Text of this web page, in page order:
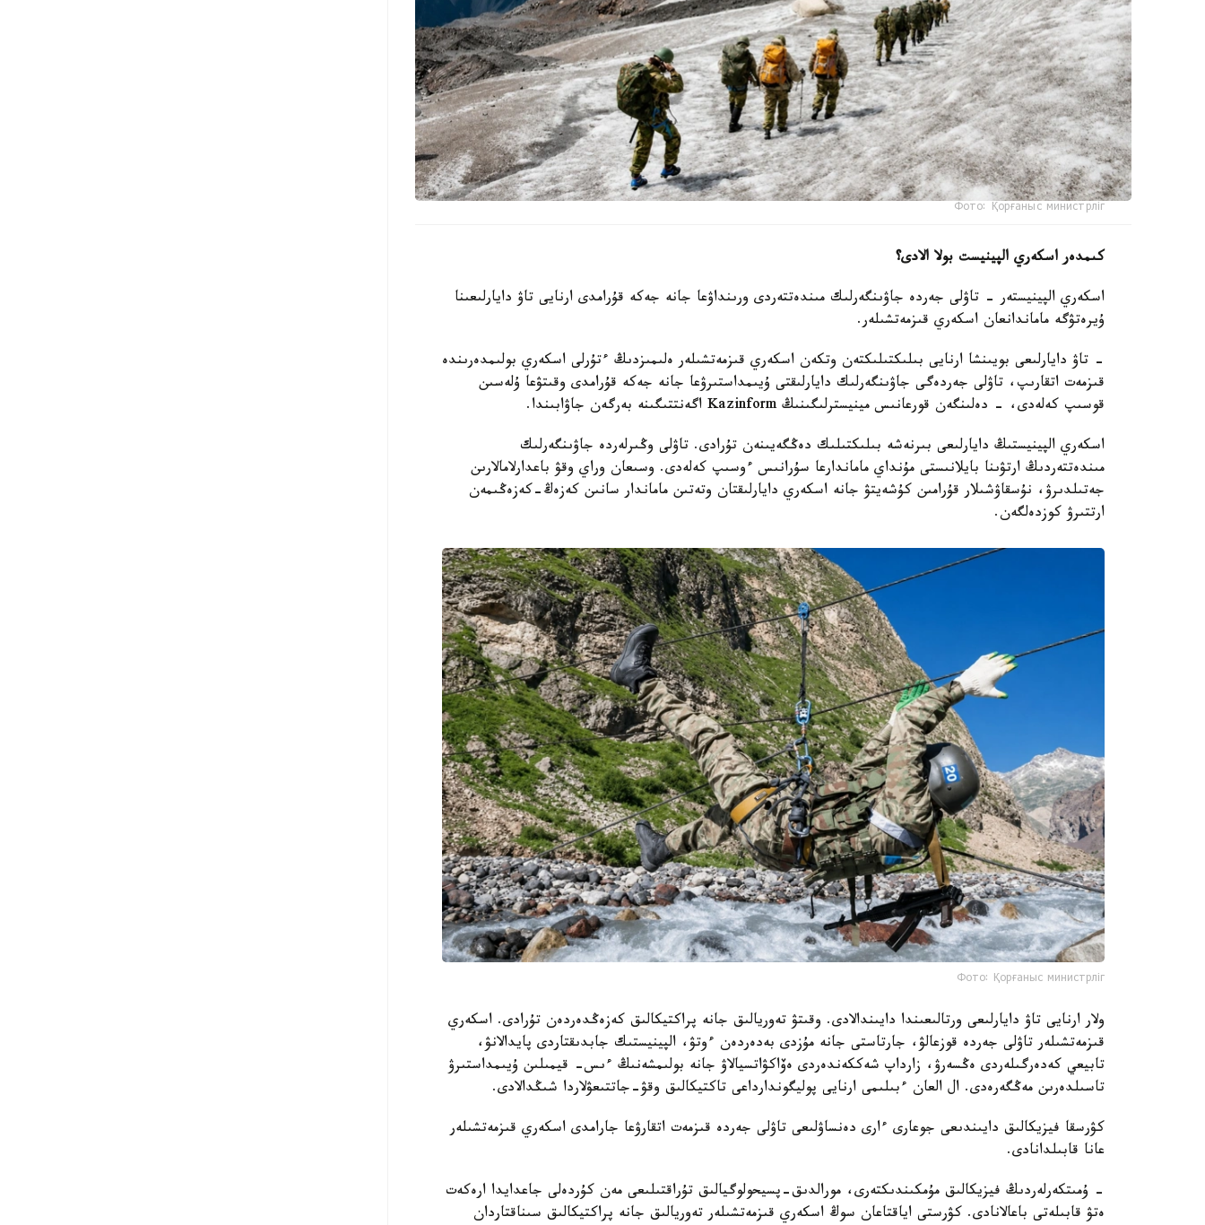
Фото: Қорғаныс министрліг
كىمدەر اسكەري الپينيست بولا الادى؟
اسكەري الپينيستەر - تاۋلى جەردە جاۋىنگەرلىك مىندەتتەردى ورىنداۋعا جانە جەكە قۇرامدى ارنايى تاۋ دايارلىعىنا
ۇيرەتۋگە ماماندانعان اسكەري قىزمەتشىلەر.
- تاۋ دايارلىعى بويىنشا ارنايى بىلىكتىلىكتەن وتكەن اسكەري قىزمەتشىلەر ەلىمىزدىڭ ءتۇرلى اسكەري بولىمدەرىندە
قىزمەت اتقارىپ، تاۋلى جەردەگى جاۋىنگەرلىك دايارلىقتى ۇيىمداستىرۋعا جانە جەكە قۇرامدى وقىتۋعا ۇلەسىن
قوسىپ كەلەدى، - دەلىنگەن قورعانىس مينيسترلىگىنىڭ Kazinform اگەنتتىگىنە بەرگەن جاۋابىندا.
اسكەري الپينيستىڭ دايارلىعى بىرنەشە بىلىكتىلىك دەڭگەيىنەن تۇرادى. تاۋلى وڭىرلەردە جاۋىنگەرلىك
مىندەتتەردىڭ ارتۋىنا بايلانىستى مۇنداي ماماندارعا سۇرانىس ءوسىپ كەلەدى. وسىعان وراي وقۋ باعدارلامالارىن
جەتىلدىرۋ، نۇسقاۋشىلار قۇرامىن كۇشەيتۋ جانە اسكەري دايارلىقتان وتەتىن ماماندار سانىن كەزەڭ-كەزەڭىمەن
ارتتىرۋ كوزدەلگەن.
Фото: Қорғаныс министрліг
ولار ارنايى تاۋ دايارلىعى ورتالىعىندا دايىندالادى. وقىتۋ تەوريالىق جانە پراكتيكالىق كەزەڭدەردەن تۇرادى. اسكەري
قىزمەتشىلەر تاۋلى جەردە قوزعالۋ، جارتاستى جانە مۇزدى بەدەردەن ءوتۋ، الپينيستىك جابدىقتاردى پايدالانۋ،
تابيعي كەدەرگىلەردى ەڭسەرۋ، زارداپ شەككەندەردى ەۆاكۋاتسيالاۋ جانە بولىمشەنىڭ ءىس- قيمىلىن ۇيىمداستىرۋ
تاسىلدەرىن مەڭگەرەدى. ال العان ءبىلىمى ارنايى پوليگوندارداعى تاكتيكالىق وقۋ-جاتتىعۋلاردا شىڭدالادى.
كۋرسقا فيزيكالىق دايىندىعى جوعارى ءارى دەنساۋلىعى تاۋلى جەردە قىزمەت اتقارۋعا جارامدى اسكەري قىزمەتشىلەر
عانا قابىلدانادى.
- ۇمىتكەرلەردىڭ فيزيكالىق مۇمكىندىكتەرى، مورالدىق-پسيحولوگيالىق تۇراقتىلىعى مەن كۇردەلى جاعدايدا ارەكەت
ەتۋ قابىلەتى باعالانادى. كۋرستى اياقتاعان سوڭ اسكەري قىزمەتشىلەر تەوريالىق جانە پراكتيكالىق سىناقتاردان